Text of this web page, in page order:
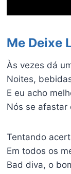
Me Deixe
Às vezes dá
Noites,
E eu acho
Nós se afastar
Tentando
Em todos os
Bad diva, o